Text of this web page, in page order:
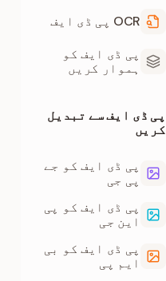
OCR پی ڈی ایف
پی ڈی ایف کو
ہموار کریں
پی ڈی ایف سے تبدیل
کریں
پی ڈی ایف کو جے
پی جی
پی ڈی ایف کو پی
این جی
پی ڈی ایف کو بی
ایم پی